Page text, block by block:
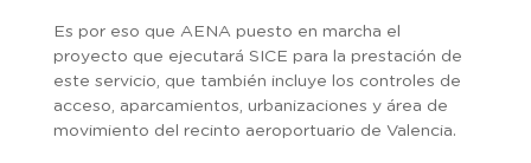
Es por eso que AENA puesto en marcha el
proyecto que ejecutará SICE para la prestación de
este servicio, que también incluye los controles de
acceso, aparcamientos, urbanizaciones y área de
movimiento del recinto aeroportuario de Valencia.